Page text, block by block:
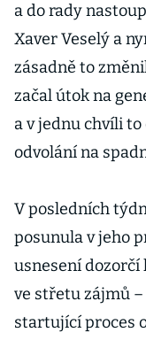
a do rady
Xaver Veselý a
zásadně to
začal útok na
a v jednu chvíli to
odvolání na
V posledních
posunula v jeho
usnesení dozorčí
ve střetu zájmů
startující proces